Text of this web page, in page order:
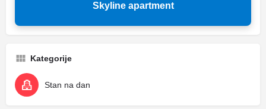
Skyline apartment
Kategorije
Stan na dan